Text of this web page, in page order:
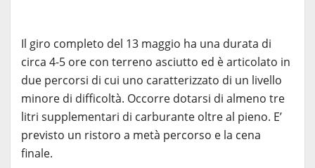
Il giro completo del 13 maggio ha una durata di
circa 4-5 ore con terreno asciutto ed è articolato in
due percorsi di cui uno caratterizzato di un livello
minore di difficoltà. Occorre dotarsi di almeno tre
litri supplementari di carburante oltre al pieno. E’
previsto un ristoro a metà percorso e la cena
finale.